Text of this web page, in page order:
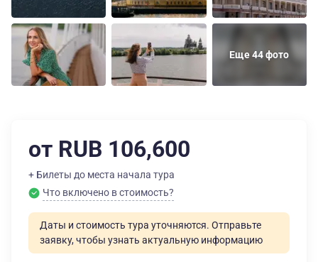
Еще 44 фото
от RUB 106,600
+ Билеты до места начала тура
Что включено в стоимость?
Даты и стоимость тура уточняются. Отправьте
заявку, чтобы узнать актуальную информацию